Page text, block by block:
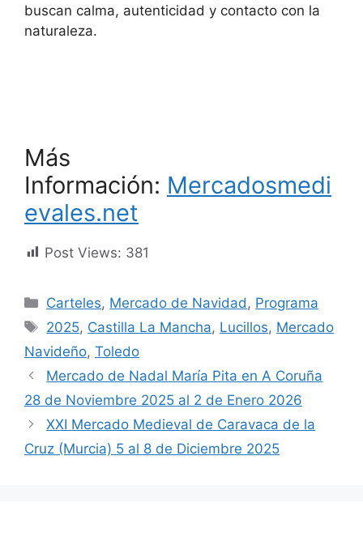
buscan calma, autenticidad y contacto con la
naturaleza.
Más
Información: Mercadosmedi
evales.net
Post Views: 381
Categorías
Carteles, Mercado de Navidad , Programa
Etiquetas
2025, Castilla La Mancha, Lucillos, Mercado
Navideño, Toledo
Mercado de Nadal María Pita en A Coruña
28 de Noviembre 2025 al 2 de Enero 2026
XXI Mercado Medieval de Caravaca de la
Cruz (Murcia) 5 al 8 de Diciembre 2025